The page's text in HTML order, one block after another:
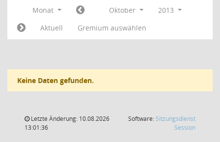
Monat Oktober
2013
Aktuell
Gremium auswählen
Keine Daten gefunden.
Letzte Änderung: 10.08.2026
13:01:36
Software: Sitzungsdienst
Session(Wird in